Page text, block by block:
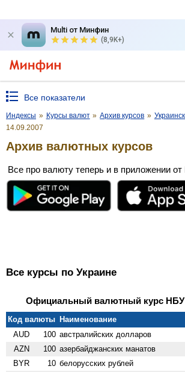
Multi от Минфин
(8,9K+)
Все показатели
Индексы » Курсы валют » Архив курсов »
14.09.2007
Архив валютных курсов
Все про валюту теперь и в приложении
Все курсы по Украине
Официальный валютный курс НБУ
Код валюты Наименование
AUD
100 австралийских долларов
AZN 100 азербайджанских манатов
BYR 10 белорусских рублей